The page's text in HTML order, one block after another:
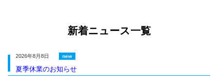
新着ニュース一覧
2026年8月8日
夏季休業のお知らせ